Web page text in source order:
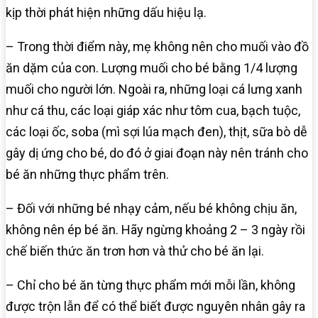
kịp thời phát hiện những dấu hiệu lạ.
– Trong thời điểm này, mẹ không nên cho muối vào đồ
ăn dặm của con. Lượng muối cho bé bằng 1/4 lượng
muối cho người lớn. Ngoài ra, những loại cá lưng xanh
như cá thu, các loại giáp xác như tôm cua, bạch tuộc,
các loại ốc, soba (mì sợi lúa mạch đen), thịt, sữa bò dễ
gây dị ứng cho bé, do đó ở giai đoạn này nên tránh cho
bé ăn những thực phẩm trên.
– Đối với những bé nhạy cảm, nếu bé không chịu ăn,
không nên ép bé ăn. Hãy ngừng khoảng 2 – 3 ngày rồi
chế biến thức ăn trơn hơn và thử cho bé ăn lại.
– Chỉ cho bé ăn từng thực phẩm mới mỗi lần, không
được trộn lẫn để có thể biết được nguyên nhân gây ra